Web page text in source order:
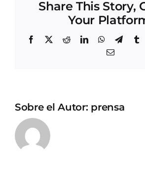
Share This Story,
Your
Facebook
X RedditLinkedInWhatsApp
Correo
Sobre el Autor: prensa